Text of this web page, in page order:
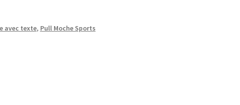
avec texte, Pull Moche Sports